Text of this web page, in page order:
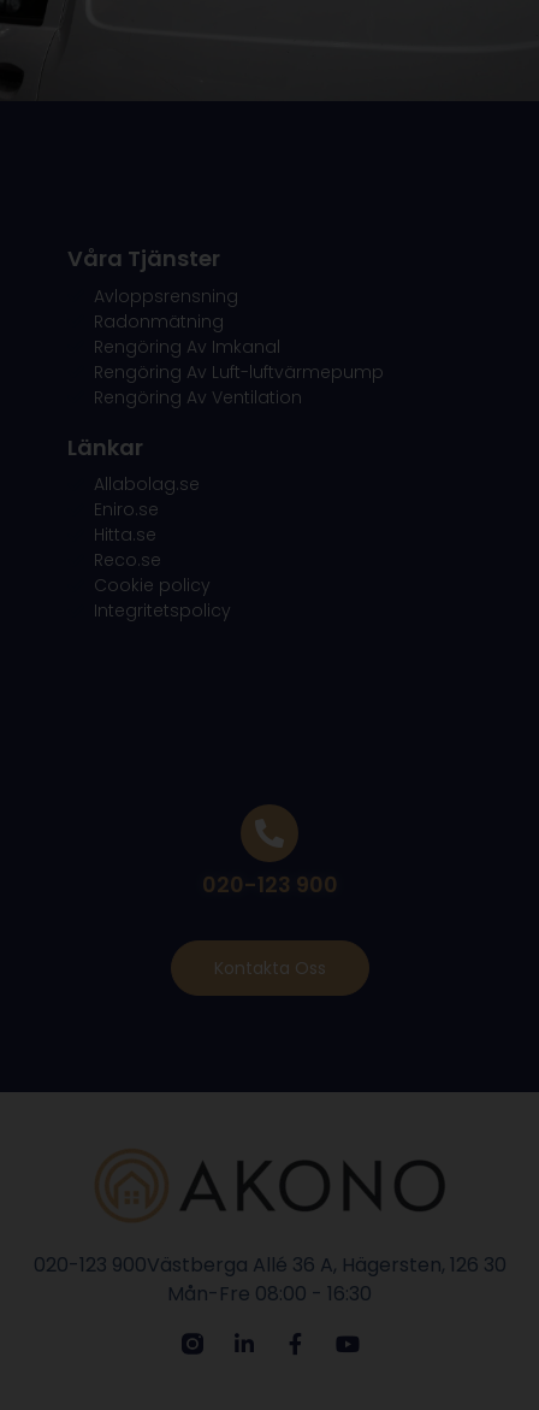
Våra Tjänster
Avloppsrensning
Radonmätning
Rengöring Av Imkanal
Rengöring Av Luft-luftvärmepump
Rengöring Av Ventilation
Länkar
Allabolag.se
Eniro.se
Hitta.se
Reco.se
Cookie policy
Integritetspolicy
Kontakta Oss
020-123 900
020-123 900Västberga Allé 36 A, Hägersten, 126 30
Mån-Fre 08:00 - 16:30